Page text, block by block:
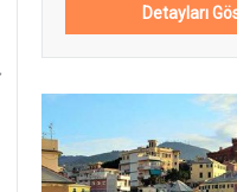
Detayları